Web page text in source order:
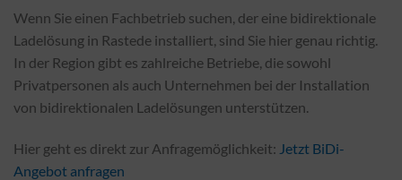
Wenn Sie einen Fachbetrieb suchen, der eine bidirektionale
Ladelösung in Rastede installiert, sind Sie hier genau richtig.
In der Region gibt es zahlreiche Betriebe, die sowohl
Privatpersonen als auch Unternehmen bei der Installation
von bidirektionalen Ladelösungen unterstützen.
Hier geht es direkt zur Anfragemöglichkeit: Jetzt BiDi-
Angebot anfragen